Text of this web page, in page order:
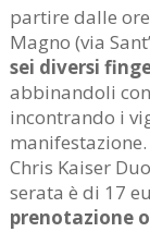
partire dalle ore
Magno (via
sei diversi
abbinandoli
incontrando i
Chris Kaiser
serata è di 17
prenotazione